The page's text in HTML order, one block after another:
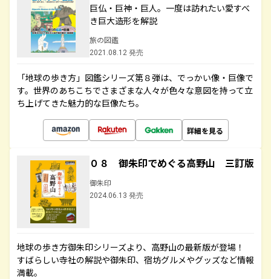
巨仏・巨神・巨人。一度は訪れたい愛すべ
き巨大造形を解説
旅の図鑑
2021.08.12 発売
「地球の歩き方」図鑑シリーズ第８弾は、でっかい像・巨像で
す。世界のあちこちでさまざまな人々が色々な意図を持って立
ち上げてきた魅力的な巨像たち。
詳細を見る
０８ 御朱印でめぐる高野山 三訂版
御朱印
2024.06.13 発売
地球の歩き方御朱印シリーズより、高野山の最新版が登場！
すばらしい寺社の解説や御朱印、宿坊グルメやグッズなど情報
満載。